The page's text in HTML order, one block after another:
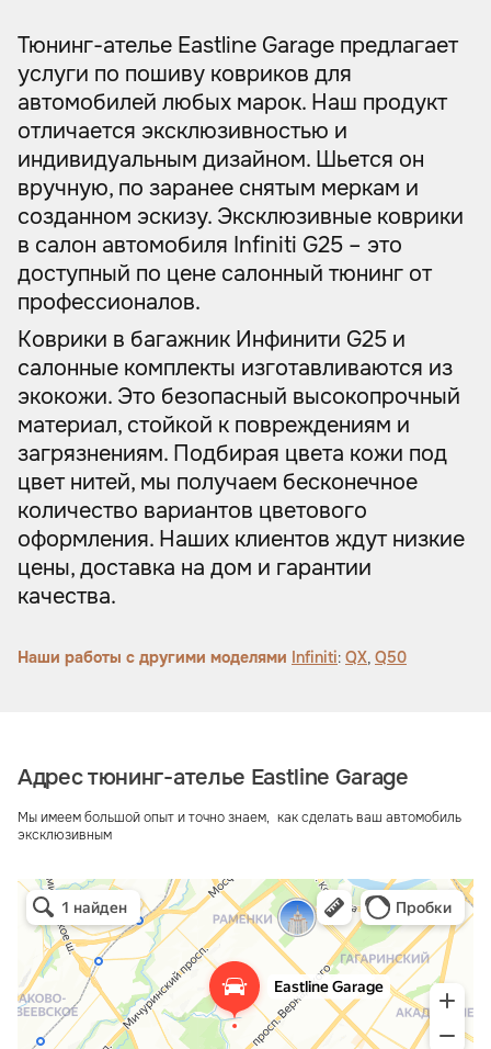
Тюнинг-ателье Eastline Garage предлагает
услуги по пошиву ковриков для
автомобилей любых марок. Наш продукт
отличается эксклюзивностью и
индивидуальным дизайном. Шьется он
вручную, по заранее снятым меркам и
созданном эскизу. Эксклюзивные коврики
в салон автомобиля Infiniti G25 – это
доступный по цене салонный тюнинг от
профессионалов.
Коврики в багажник Инфинити G25 и
салонные комплекты изготавливаются из
экокожи. Это безопасный высокопрочный
материал, стойкой к повреждениям и
загрязнениям. Подбирая цвета кожи под
цвет нитей, мы получаем бесконечное
количество вариантов цветового
оформления. Наших клиентов ждут низкие
цены, доставка на дом и гарантии
качества.
Наши работы с другими моделями Infiniti: QX, Q50
Адрес тюнинг-ателье Eastline Garage
Мы имеем большой опыт и точно знаем, как сделать ваш автомобиль
эксклюзивным